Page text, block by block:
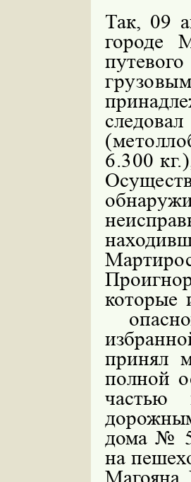
Так, 09
городе
6.300 кг.)
которые
принял
полной
частью
дома №
на